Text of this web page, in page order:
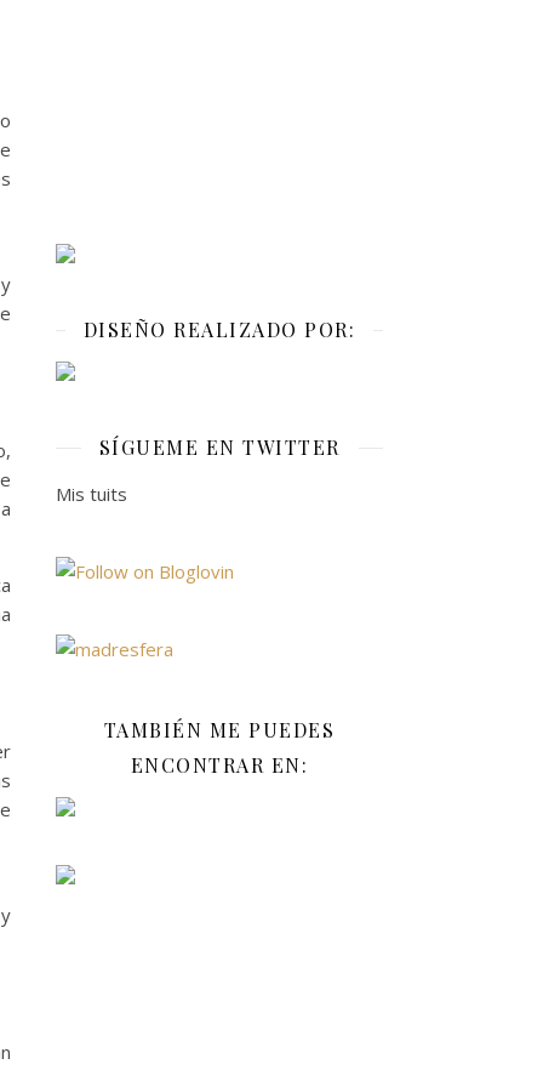
DISEÑO REALIZADO POR:
SÍGUEME EN TWITTER
Mis tuits
TAMBIÉN ME PUEDES
ENCONTRAR EN: